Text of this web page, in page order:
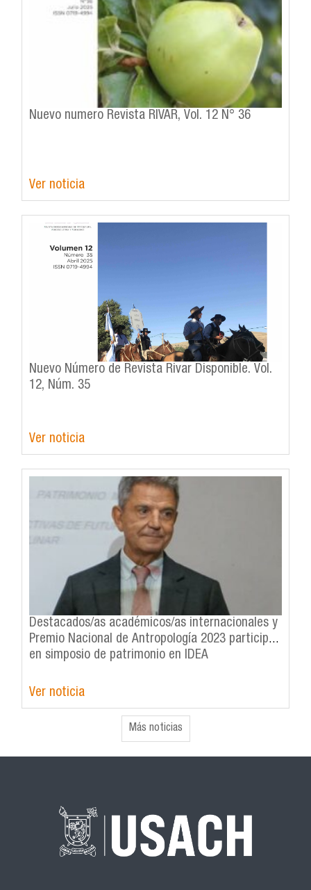
Nuevo numero Revista RIVAR, Vol. 12 N° 36
Ver noticia
Nuevo Número de Revista Rivar Disponible. Vol.
12, Núm. 35
Ver noticia
Destacados/as académicos/as internacionales y
Premio Nacional de Antropología 2023 participan
en simposio de patrimonio en IDEA
Ver noticia
Más noticias